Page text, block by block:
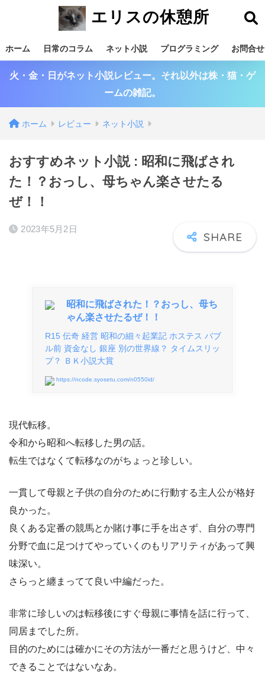
エリスの休憩所
ホーム 日常のコラム ネット小説 プログラミング お問合せ
火・金・日がネット小説レビュー。それ以外は株・猫・ゲ
ームの雑記。
ホーム レビュー ネット小説
おすすめネット小説 : 昭和に飛ばされ
た！？おっし、母ちゃん楽させたる
ぜ！！
2023年5月2日
昭和に飛ばされた！？おっし、母ち
ゃん楽させたるぜ！！
R15 伝奇 経営 昭和の細々起業記 ホステス バブ
ル前 資金なし 銀座 別の世界線？ タイムスリッ
プ？ ＢＫ小説大賞
https://ncode.syosetu.com/n0550id/
現代転移。
令和から昭和へ転移した男の話。
転生ではなくて転移なのがちょっと珍しい。
一貫して母親と子供の自分のために行動する主人公が格好
良かった。
良くある定番の競馬とか賭け事に手を出さず、自分の専門
分野で血に足つけてやっていくのもリアリティがあって興
味深い。
さらっと纏まってて良い中編だった。
非常に珍しいのは転移後にすぐ母親に事情を話に行って、
同居までした所。
目的のためには確かにその方法が一番だと思うけど、中々
できることではないなあ。